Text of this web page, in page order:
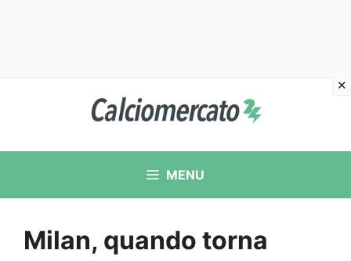
contenuto
MENU
Milan, quando torna